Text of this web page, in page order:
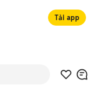
Tải app